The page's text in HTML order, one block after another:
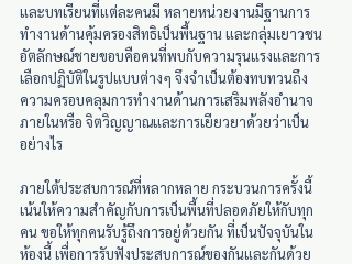
และบทเรียนที่แต่ละคนมี หลายหน่วยงานมีฐานการ
ทำงานด้านคุ้มครองสิทธิเป็นพื้นฐาน และกลุ่มเยาวชน
อัตลักษณ์ชายขอบคือคนที่พบกับความรุนแรงและการ
เลือกปฏิบัติในรูปแบบต่างๆ จึงจำเป็นต้องทบทวนถึง
ความครอบคลุมการทำงานด้านการเสริมพลังอำนาจ
ภายในหรือ จิตวิญญาณและการเยียวยาด้วยว่าเป็น
อย่างไร
ภายใต้ประสบการณ์ที่หลากหลาย กระบวนการครั้งนี้
เน้นให้ความสำคัญกับการเป็นพื้นที่ปลอดภัยให้กับทุก
คน ขอให้ทุกคนรับรู้ถึงการอยู่ด้วยกัน ที่เป็นปัจจุบันใน
ห้องนี้ เพื่อการรับฟังประสบการณ์ของกันและกันด้วย